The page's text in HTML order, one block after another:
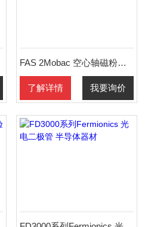
FAS 2Mobac 空心轴磁粉制动器 控制器
了解详情 我要询价